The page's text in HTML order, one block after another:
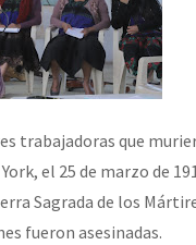
trabajadoras que
el 25 de marzo de
Sagrada de los
fueron asesinadas.